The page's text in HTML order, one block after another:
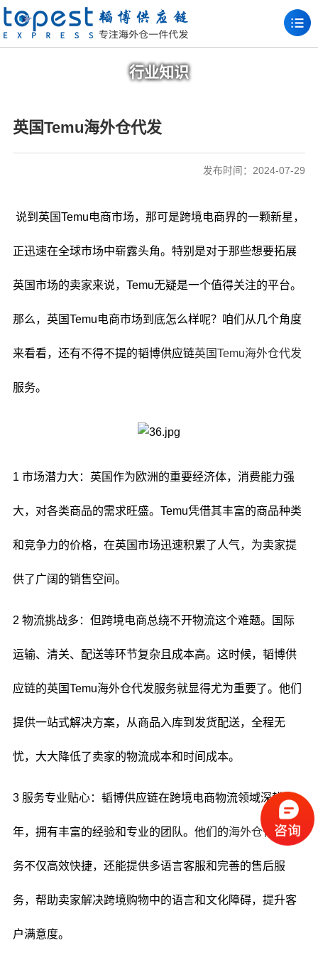
行业知识
英国Temu海外仓代发
发布时间：2024-07-29
说到英国Temu电商市场，那可是跨境电商界的一颗新星，
正迅速在全球市场中崭露头角。特别是对于那些想要拓展
英国市场的卖家来说，Temu无疑是一个值得关注的平台。
那么，英国Temu电商市场到底怎么样呢？咱们从几个角度
来看看，还有不得不提的韬博供应链英国Temu海外仓代发
服务。
1 市场潜力大：英国作为欧洲的重要经济体，消费能力强
大，对各类商品的需求旺盛。Temu凭借其丰富的商品种类
和竞争力的价格，在英国市场迅速积累了人气，为卖家提
供了广阔的销售空间。
2 物流挑战多：但跨境电商总绕不开物流这个难题。国际
运输、清关、配送等环节复杂且成本高。这时候，韬博供
应链的英国Temu海外仓代发服务就显得尤为重要了。他们
提供一站式解决方案，从商品入库到发货配送，全程无
忧，大大降低了卖家的物流成本和时间成本。
3 服务专业贴心：韬博供应链在跨境电商物流领域深耕多
年，拥有丰富的经验和专业的团队。他们的海外仓代发服
务不仅高效快捷，还能提供多语言客服和完善的售后服
务，帮助卖家解决跨境购物中的语言和文化障碍，提升客
户满意度。